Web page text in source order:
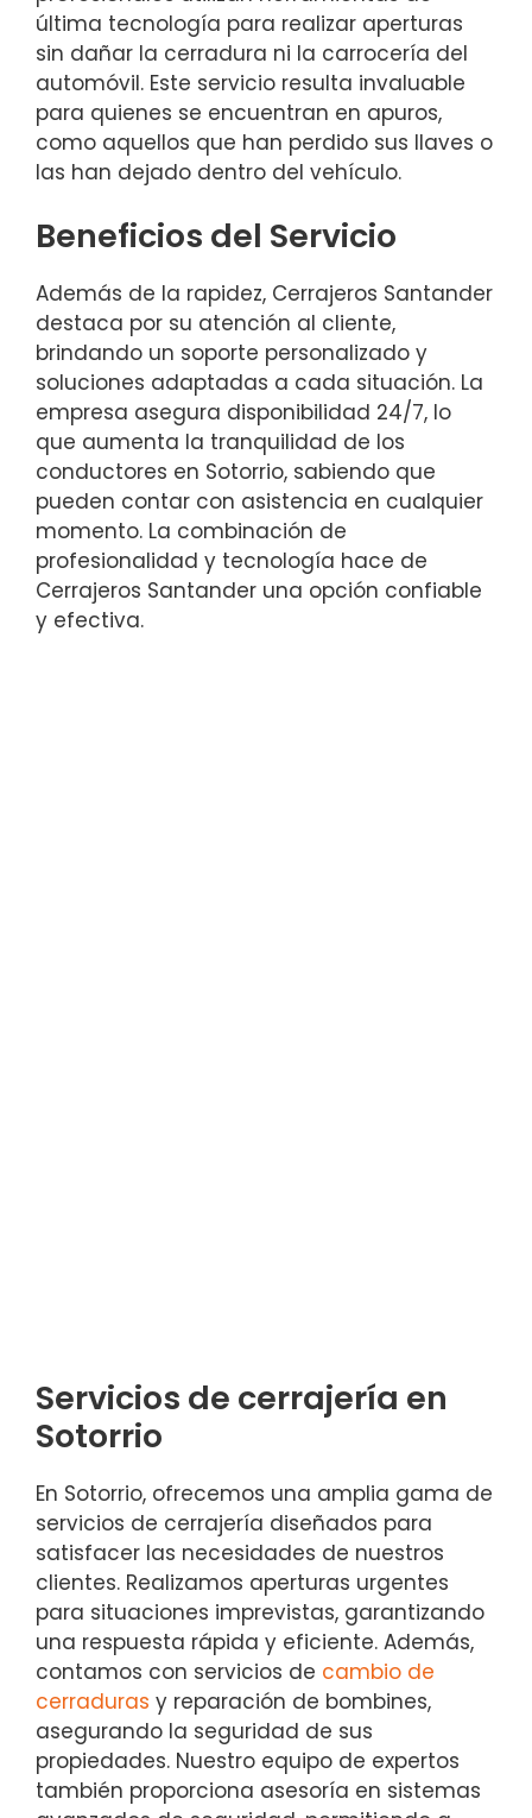
última tecnología para realizar aperturas
sin dañar la cerradura ni la carrocería del
automóvil. Este servicio resulta invaluable
para quienes se encuentran en apuros,
como aquellos que han perdido sus llaves o
las han dejado dentro del vehículo.
Beneficios del Servicio
Además de la rapidez, Cerrajeros Santander
destaca por su atención al cliente,
brindando un soporte personalizado y
soluciones adaptadas a cada situación. La
empresa asegura disponibilidad 24/7, lo
que aumenta la tranquilidad de los
conductores en Sotorrio, sabiendo que
pueden contar con asistencia en cualquier
momento. La combinación de
profesionalidad y tecnología hace de
Cerrajeros Santander una opción confiable
y efectiva.
Servicios de cerrajería en
Sotorrio
En Sotorrio, ofrecemos una amplia gama de
servicios de cerrajería diseñados para
satisfacer las necesidades de nuestros
clientes. Realizamos aperturas urgentes
para situaciones imprevistas, garantizando
una respuesta rápida y eficiente. Además,
contamos con servicios de cambio de
cerraduras y reparación de bombines,
asegurando la seguridad de sus
propiedades. Nuestro equipo de expertos
también proporciona asesoría en sistemas